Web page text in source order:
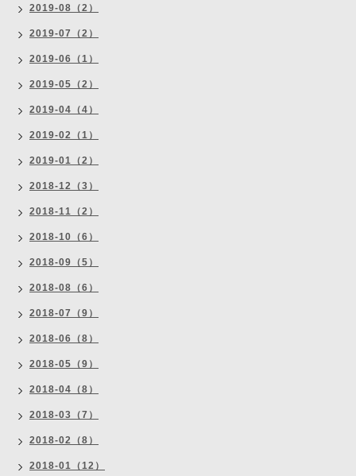
2019-08（2）
2019-07（2）
2019-06（1）
2019-05（2）
2019-04（4）
2019-02（1）
2019-01（2）
2018-12（3）
2018-11（2）
2018-10（6）
2018-09（5）
2018-08（6）
2018-07（9）
2018-06（8）
2018-05（9）
2018-04（8）
2018-03（7）
2018-02（8）
2018-01（12）